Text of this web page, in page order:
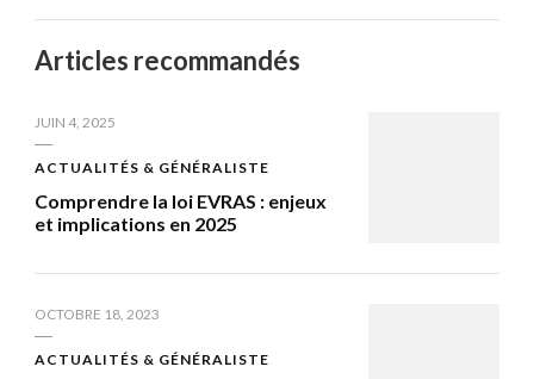
Articles recommandés
JUIN 4, 2025
ACTUALITÉS & GÉNÉRALISTE
Comprendre la loi EVRAS : enjeux
et implications en 2025
OCTOBRE 18, 2023
ACTUALITÉS & GÉNÉRALISTE